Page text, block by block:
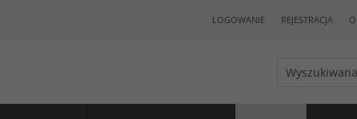
LOGOWANIE REJESTRACJA